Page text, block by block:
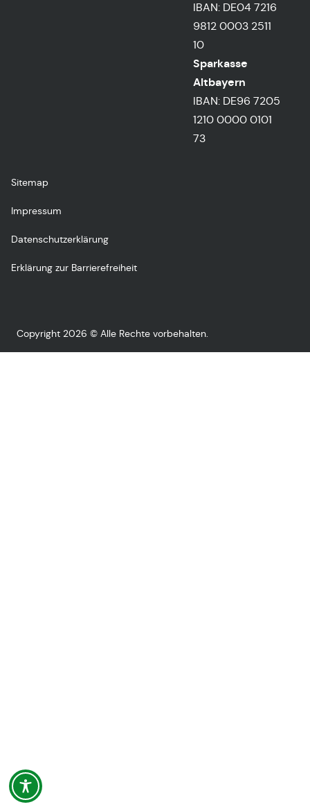
IBAN: DE04 7216
9812 0003 2511
10
Sparkasse
Altbayern
IBAN: DE96 7205
1210 0000 0101
73
Sitemap
Impressum
Datenschutzerklärung
Erklärung zur Barrierefreiheit
Copyright 2026 © Alle Rechte vorbehalten.